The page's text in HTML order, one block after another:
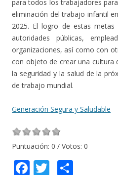
para todos los trabajadores
eliminación del trabajo infantil
2025. El logro de estas
autoridades públicas,
organizaciones, así como con
con objeto de crear una cultura
la seguridad y la salud de la
de trabajo mundial.
Generación Segura y Saludable
Puntuación: 0 / Votos: 0
F T